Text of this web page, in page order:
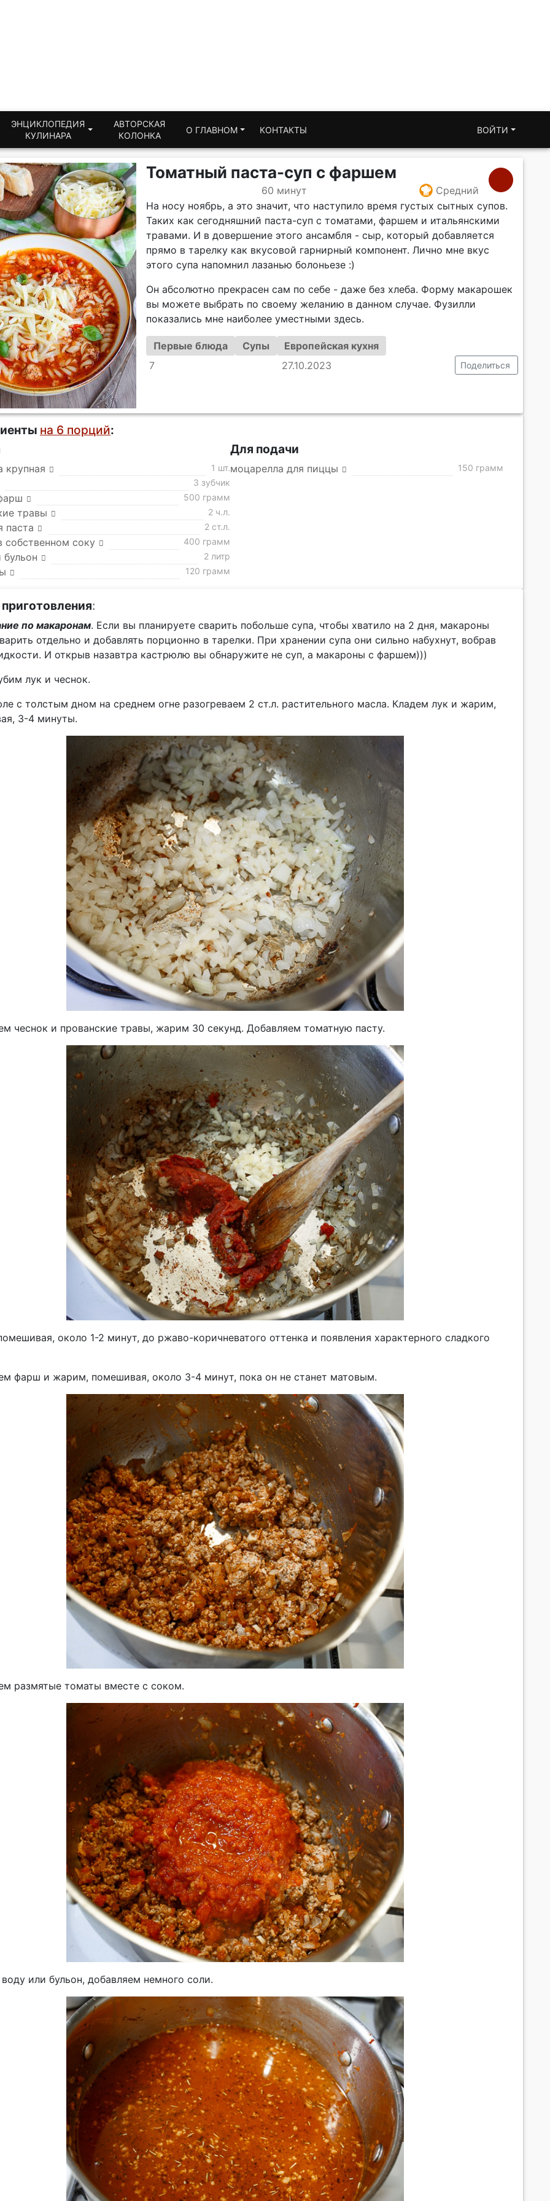
ЭНЦИКЛОПЕДИЯ
КУЛИНАРА
АВТОРСКАЯ
КОЛОНКА
О ГЛАВНОМ КОНТАКТЫ ВОЙТИ
Томатный паста-суп с фаршем
60 минут
Средний
На носу ноябрь, а это значит, что наступило время густых сытных супов.
Таких как сегодняшний паста-суп с томатами, фаршем и итальянскими
травами. И в довершение этого ансамбля - сыр, который добавляется
прямо в тарелку как вкусовой гарнирный компонент. Лично мне вкус
этого супа напомнил лазанью болоньезе :)
Он абсолютно прекрасен сам по себе - даже без хлеба. Форму макарошек
вы можете выбрать по своему желанию в данном случае. Фузилли
показались мне наиболее уместными здесь.
Первые блюда Супы
Европейская кухня
7
27.10.2023 Поделиться
на 6 порций:
крупная 1 шт.
3 зубчик
500 грамм
травы 2 ч.л.
паста 2 ст.л.
собственном соку 400 грамм
бульон 2 литр
120 грамм
Для подачи
моцарелла для пиццы 150 грамм
:
по макаронам. Если вы планируете сварить побольше супа, чтобы хватило на 2 дня, макароны
отдельно и добавлять порционно в тарелки. При хранении супа они сильно набухнут, вобрав
И открыв назавтра кастрюлю вы обнаружите не суп, а макароны с фаршем)))
лук и чеснок.
с толстым дном на среднем огне разогреваем 2 ст.л. растительного масла. Кладем лук и жарим,
3-4 минуты.
чеснок и прованские травы, жарим 30 секунд. Добавляем томатную пасту.
около 1-2 минут, до ржаво-коричневатого оттенка и появления характерного сладкого
фарш и жарим, помешивая, около 3-4 минут, пока он не станет матовым.
размятые томаты вместе с соком.
или бульон, добавляем немного соли.